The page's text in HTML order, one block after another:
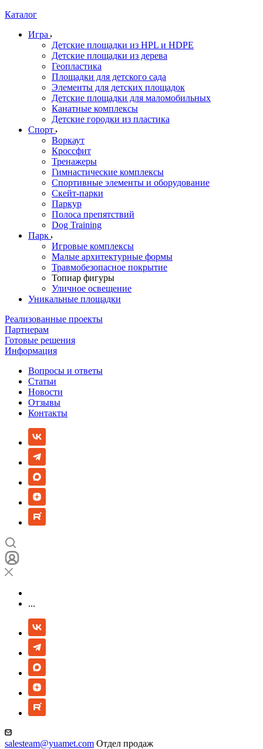
Каталог
Игра
Детские площадки из HPL и HDPE
Детские площадки из дерева
Геопластика
Площадки для детского сада
Элементы для детских площадок
Детские площадки для маломобильных
Канатные комплексы
Детские городки из пластика
Спорт
Воркаут
Кроссфит
Тренажеры
Гимнастические комплексы
Спортивные элементы и оборудование
Скейт-парки
Паркур
Полоса препятствий
Dog Training
Парк
Игровые комплексы
Малые архитектурные формы
Травмобезопасное покрытие
Топиар фигуры
Уличное освещение
Уникальные площадки
Реализованные проекты
Партнерам
Готовые решения
Информация
Вопросы и ответы
Статьи
Новости
Отзывы
Контакты
...
salesteam@yuamet.com Отдел продаж